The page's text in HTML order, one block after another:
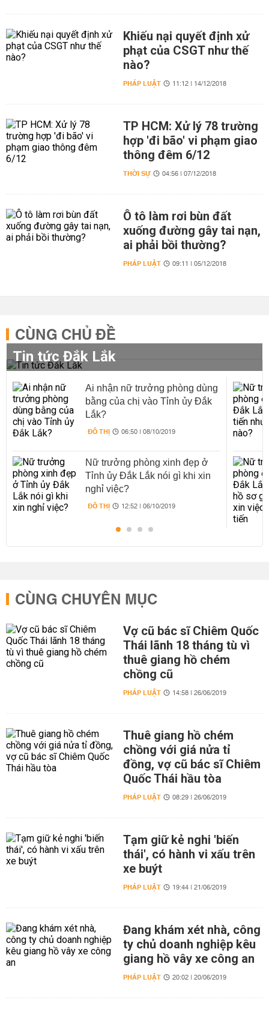
Khiếu nại quyết định xử
phạt của CSGT như thế
nào?
PHÁP LUẬT 11:12 | 14/12/2018
TP HCM: Xử lý 78 trường
hợp 'đi bão' vi phạm giao
thông đêm 6/12
THỜI SỰ 04:56 | 07/12/2018
Ô tô làm rơi bùn đất
xuống đường gây tai nạn,
ai phải bồi thường?
PHÁP LUẬT 09:11 | 05/12/2018
CÙNG CHỦ ĐỀ
Tin tức Đắk Lắk
Ai nhận nữ trưởng phòng dùng
bằng của chị vào Tỉnh ủy Đắk
Lắk?
ĐÔ THỊ 06:50 | 08/10/2019
Nữ trưởng phòng xinh đẹp ở
Tỉnh ủy Đắk Lắk nói gì khi xin
nghỉ việc?
ĐÔ THỊ 12:52 | 06/10/2019
CÙNG CHUYÊN MỤC
Vợ cũ bác sĩ Chiêm Quốc
Thái lãnh 18 tháng tù vì
thuê giang hồ chém
chồng cũ
PHÁP LUẬT 14:58 | 26/06/2019
Thuê giang hồ chém
chồng với giá nửa tỉ
đồng, vợ cũ bác sĩ Chiêm
Quốc Thái hầu tòa
PHÁP LUẬT 08:29 | 26/06/2019
Tạm giữ kẻ nghi 'biến
thái', có hành vi xấu trên
xe buýt
PHÁP LUẬT 19:44 | 21/06/2019
Đang khám xét nhà, công
ty chủ doanh nghiệp kêu
giang hồ vây xe công an
PHÁP LUẬT 20:02 | 20/06/2019